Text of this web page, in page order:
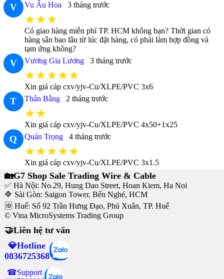
V Vu Ấu Hoa 3 tháng trước
★★★
Có giao hàng miễn phí TP. HCM không bạn? Thời gian có
hàng sẵn bao lâu từ lúc đặt hàng, có phải làm hợp đồng và
tạm ứng không?
V Vương Gia Lương 3 tháng trước
★★★★★
Xin giá cáp cxv/yjv-Cu/XLPE/PVC 3x6
T Thân Bằng 2 tháng trước
★★
Xin giá cáp cxv/yjv-Cu/XLPE/PVC 4x50+1x25
Q Quản Trọng 4 tháng trước
★★★★★
Xin giá cáp cxv/yjv-Cu/XLPE/PVC 3x1.5
🏡G7 Shop Sale Trading Wire & Cable
✅ Hà Nội: No.29, Hung Dao Street, Hoan Kiem, Ha Noi
🔷 Sài Gòn: Saigon Tower, Bến Nghé, HCM
🆔 Huế: Số 92 Trần Hưng Đạo, Phú Xuân, TP. Huế
© Vina MicroSystems Trading Group
🤝Liên hệ tư vấn
💎Hotline
0836725368
☎Support